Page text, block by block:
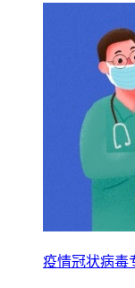
疫情冠状病毒